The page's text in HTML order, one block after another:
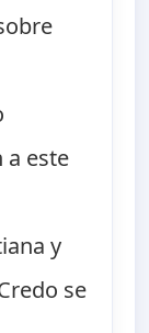
a este
y
se